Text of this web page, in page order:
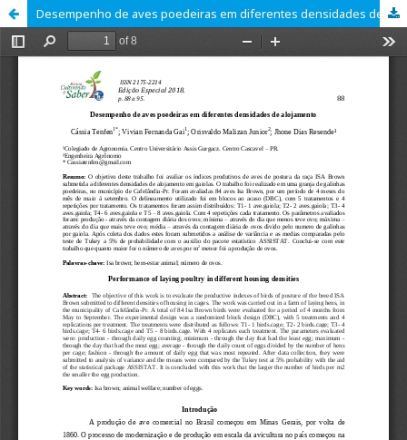
Desempenho de aves poedeiras em diferentes densidades de alojamento